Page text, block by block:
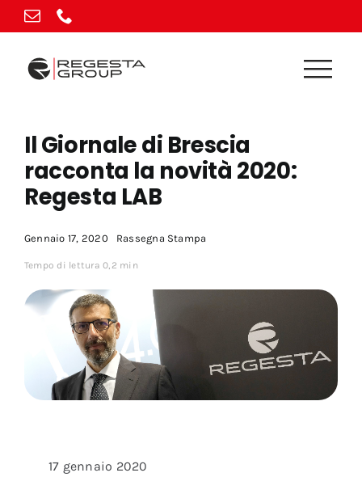
al
contenuto
Il Giornale di Brescia
racconta la novità 2020:
Regesta LAB
Gennaio 17, 2020 Rassegna Stampa
Tempo di lettura 0,2 min
17 gennaio 2020